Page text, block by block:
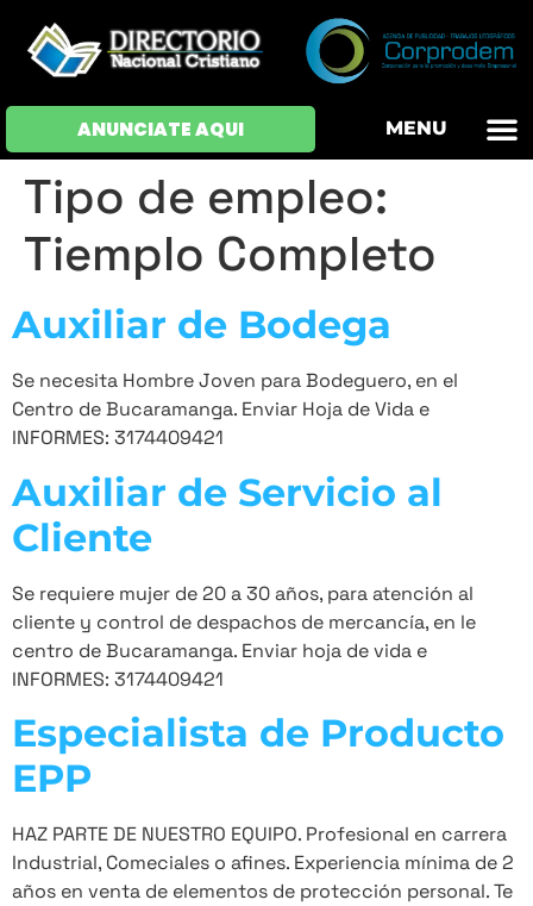
ANUNCIATE AQUI MENU
Tipo de empleo:
Tiemplo Completo
Auxiliar de Bodega
Se necesita Hombre Joven para Bodeguero, en el
Centro de Bucaramanga. Enviar Hoja de Vida e
INFORMES: 3174409421
Auxiliar de Servicio al
Cliente
Se requiere mujer de 20 a 30 años, para atención al
cliente y control de despachos de mercancía, en le
centro de Bucaramanga. Enviar hoja de vida e
INFORMES: 3174409421
Especialista de Producto
EPP
HAZ PARTE DE NUESTRO EQUIPO. Profesional en carrera
Industrial, Comeciales o afines. Experiencia mínima de 2
años en venta de elementos de protección personal. Te